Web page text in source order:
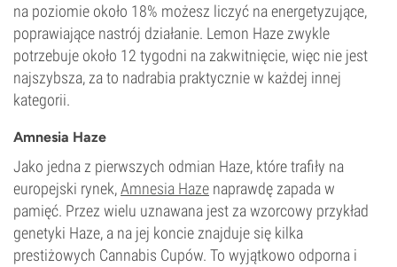
na poziomie około 18% możesz liczyć na energetyzujące,
poprawiające nastrój działanie. Lemon Haze zwykle
potrzebuje około 12 tygodni na zakwitnięcie, więc nie jest
najszybsza, za to nadrabia praktycznie w każdej innej
kategorii.
Amnesia Haze
Jako jedna z pierwszych odmian Haze, które trafiły na
europejski rynek,Amnesia Haze naprawdę zapada w
pamięć. Przez wielu uznawana jest za wzorcowy przykład
genetyki Haze, a na jej koncie znajduje się kilka
prestiżowych Cannabis Cupów. To wyjątkowo odporna i